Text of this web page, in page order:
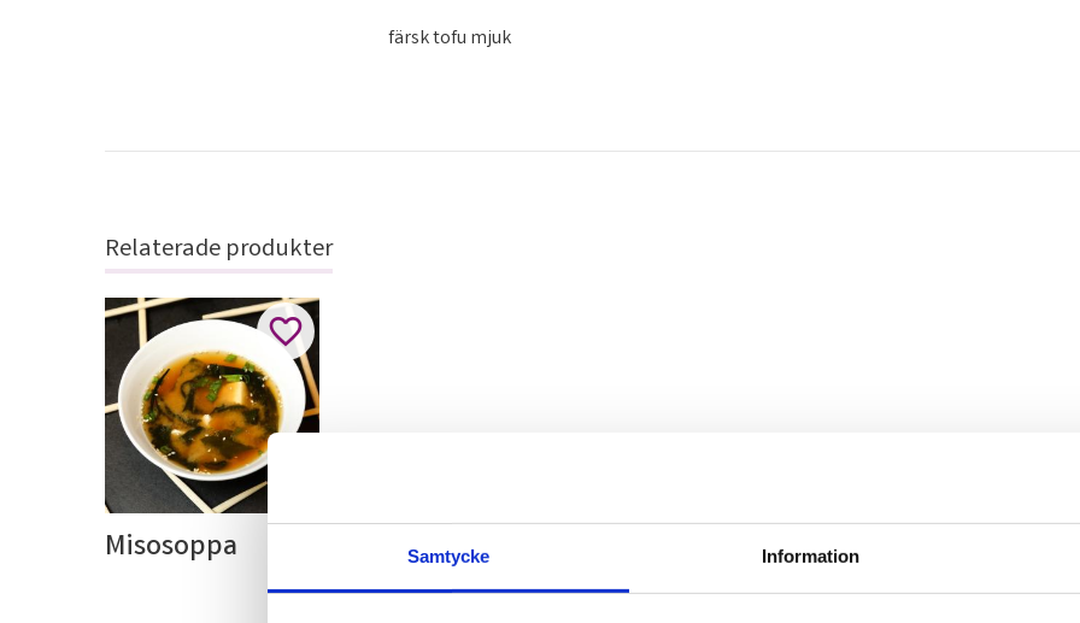
Samtycke Information
färsk tofu mjuk
Relaterade produkter
Misosoppa
Lägg till i favoriter